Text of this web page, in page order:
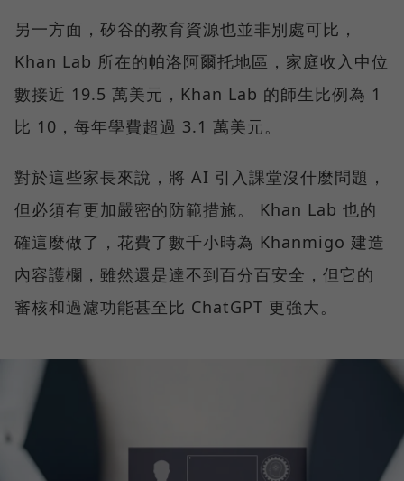
另一方面，矽谷的教育資源也並非別處可比，
Khan Lab 所在的帕洛阿爾托地區，家庭收入中位
數接近 19.5 萬美元，Khan Lab 的師生比例為 1
比 10，每年學費超過 3.1 萬美元。
對於這些家長來說，將 AI 引入課堂沒什麼問題，
但必須有更加嚴密的防範措施。 Khan Lab 也的
確這麼做了，花費了數千小時為 Khanmigo 建造
內容護欄，雖然還是達不到百分百安全，但它的
審核和過濾功能甚至比 ChatGPT 更強大。